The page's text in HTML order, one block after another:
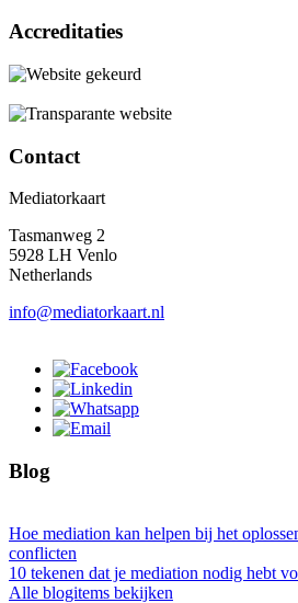
Accreditaties
Contact
Mediatorkaart
Tasmanweg 2
5928 LH Venlo
Netherlands
info@mediatorkaart.nl
Blog
Hoe mediation kan helpen bij het
conflicten
10 tekenen dat je mediation nodig hebt
Alle blogitems bekijken